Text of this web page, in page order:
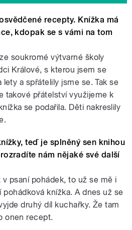
recepty. Knížka má
kdopak se s vámi na tom
soukromé výtvarné školy
Králové, s kterou jsem se
a spřátelily jsme se. Tak se
takové přátelství využijeme k
se podařila. Děti nakreslily
teď je splněný sen knihou
nám nějaké své další
psaní pohádek, to už se mě i
pohádková knížka. A dnes už se
druhý díl kuchařky. Že tam
onen recept.